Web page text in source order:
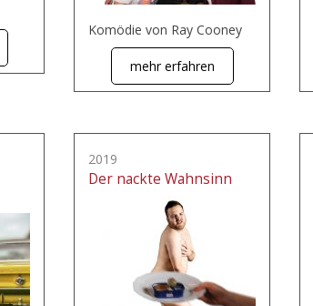
Komödie von Ray Cooney
mehr erfahren
2019
Der nackte Wahnsinn